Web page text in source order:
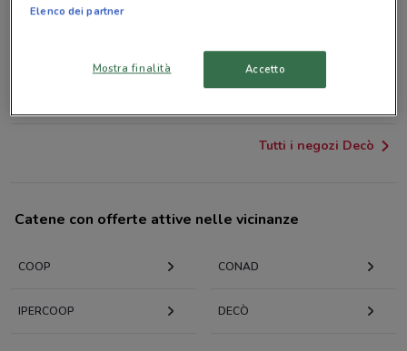
SP 53 Gravina-Matera km 0,200 Gravina In Puglia
Via Ostuni, 17 Altamura
Tutti i negozi Decò
Catene con offerte attive nelle vicinanze
COOP CONAD
IPERCOOP DECÒ
Elenco dei partner
Mostra finalità Accetto